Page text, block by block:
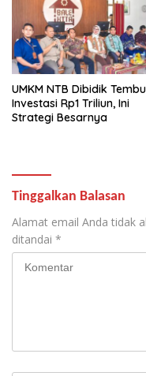
UMKM NTB Dibidik
Investasi Rp1 Triliun, Ini
Strategi Besarnya
Tinggalkan Balasan
Alamat email Anda tidak
ditandai *